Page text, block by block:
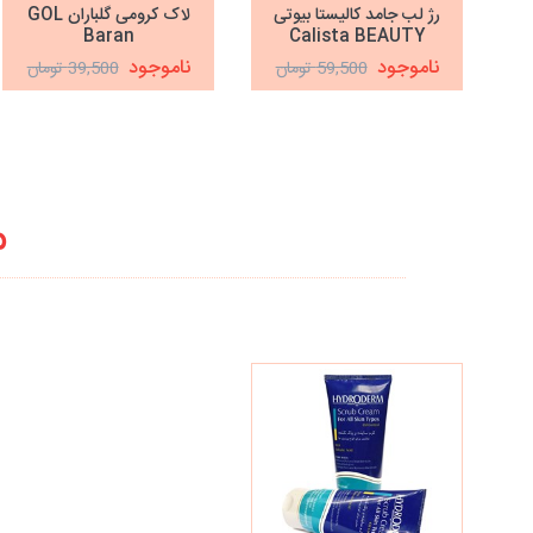
رژ لب جامد کالیستا بیوتی
Calista BEAUTY
ناموجود 59,500 تومان
لاک کرومی گلباران GOL
Baran
ناموجود 39,500 تومان